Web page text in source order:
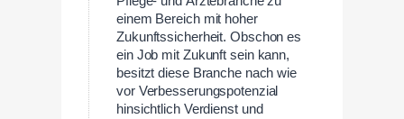
einem Bereich mit hoher
Zukunftssicherheit. Obschon es
ein Job mit Zukunft sein kann,
besitzt diese Branche nach wie
vor Verbesserungspotenzial
hinsichtlich Verdienst und